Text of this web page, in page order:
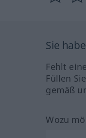
Sie
Fehlt
Füllen
gemäß
Wozu